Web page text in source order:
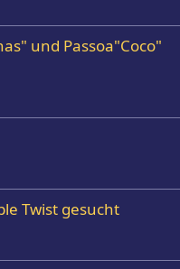
und Passoa"Coco"
Twist gesucht